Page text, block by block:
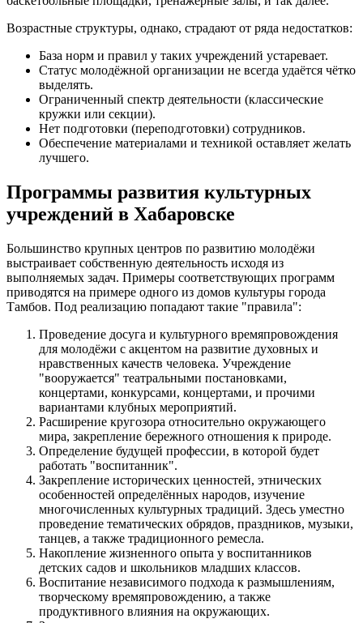
Возрастные структуры, однако, страдают от ряда недостатков:
База норм и правил у таких учреждений устаревает.
Статус молодёжной организации не всегда удаётся чётко
выделять.
Ограниченный спектр деятельности (классические
кружки или секции).
Нет подготовки (переподготовки) сотрудников.
Обеспечение материалами и техникой оставляет желать
лучшего.
Программы развития культурных
учреждений в Хабаровске
Большинство крупных центров по развитию молодёжи
выстраивает собственную деятельность исходя из
выполняемых задач. Примеры соответствующих программ
приводятся на примере одного из домов культуры города
Тамбов. Под реализацию попадают такие "правила":
Проведение досуга и культурного времяпровождения
для молодёжи с акцентом на развитие духовных и
нравственных качеств человека. Учреждение
"вооружается" театральными постановками,
концертами, конкурсами, концертами, и прочими
вариантами клубных мероприятий.
Расширение кругозора относительно окружающего
мира, закрепление бережного отношения к природе.
Определение будущей профессии, в которой будет
работать "воспитанник".
Закрепление исторических ценностей, этнических
особенностей определённых народов, изучение
многочисленных культурных традиций. Здесь уместно
проведение тематических обрядов, праздников, музыки,
танцев, а также традиционного ремесла.
Накопление жизненного опыта у воспитанников
детских садов и школьников младших классов.
Воспитание независимого подхода к размышлениям,
творческому времяпровождению, а также
продуктивного влияния на окружающих.